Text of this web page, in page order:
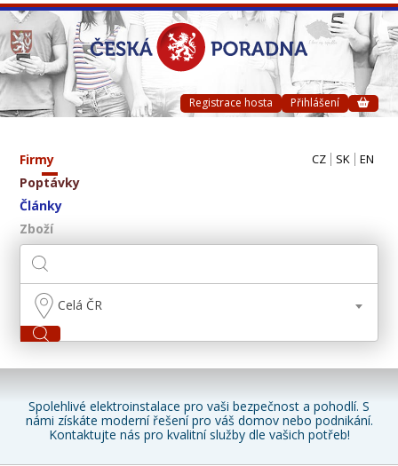
Registrace hosta Přihlášení
Firmy
Poptávky
Články
Zboží
CZ SK EN
Celá ČR
Spolehlivé elektroinstalace pro vaši bezpečnost a pohodlí. S
námi získáte moderní řešení pro váš domov nebo podnikání.
Kontaktujte nás pro kvalitní služby dle vašich potřeb!